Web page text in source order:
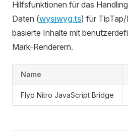
Hilfsfunktionen für das
Daten (wysiwyg.ts) für
basierte Inhalte mit
Mark-Renderern.
Name
Flyo Nitro JavaScript Bridge